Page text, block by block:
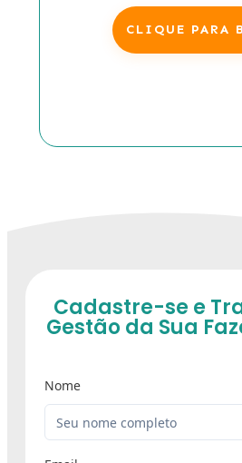
CLIQUE PARA
Cadastre-se e
Gestão da Sua